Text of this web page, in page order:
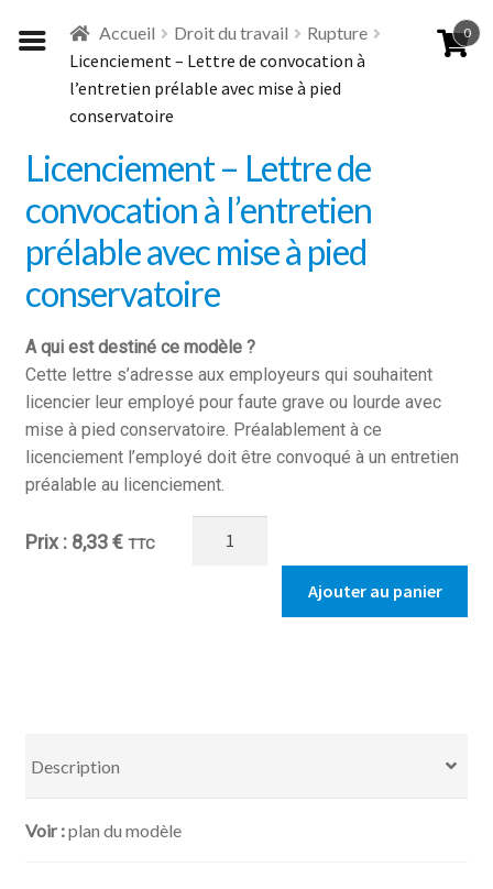
à
navigation
au
contenu
Accueil Droit du travail Rupture
Licenciement – Lettre de convocation à
l’entretien prélable avec mise à pied
conservatoire
Licenciement – Lettre de
convocation à l’entretien
prélable avec mise à pied
conservatoire
A qui est destiné ce modèle ?
Cette lettre s’adresse aux employeurs qui souhaitent
licencier leur employé pour faute grave ou lourde avec
mise à pied conservatoire. Préalablement à ce
licenciement l’employé doit être convoqué à un entretien
préalable au licenciement.
Ajouter au panier
8,33€ TTC
Description
plan du modèle
0